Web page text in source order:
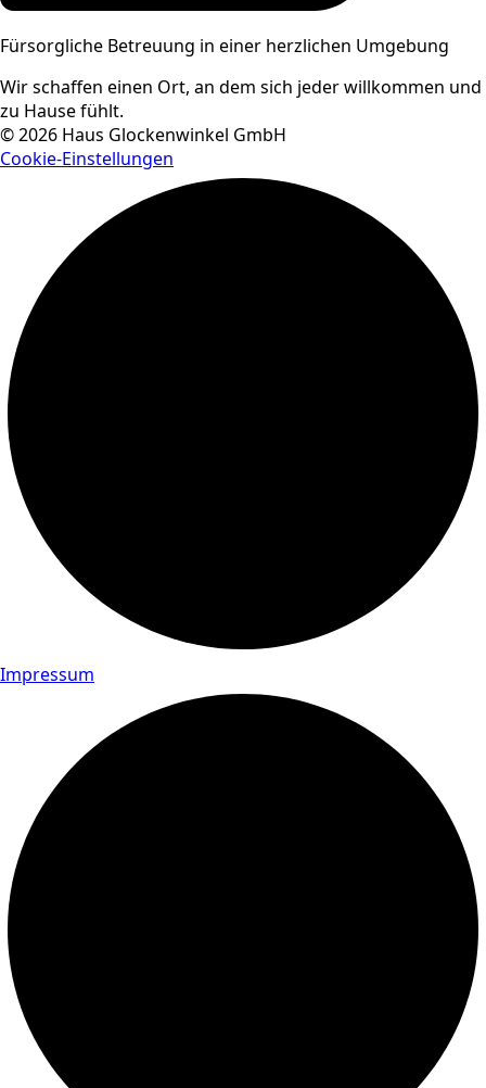
Fürsorgliche Betreuung in einer herzlichen Umgebung
Wir schaffen einen Ort, an dem sich jeder willkommen und
zu Hause fühlt.
© 2026 Haus Glockenwinkel GmbH
Cookie-Einstellungen
Impressum